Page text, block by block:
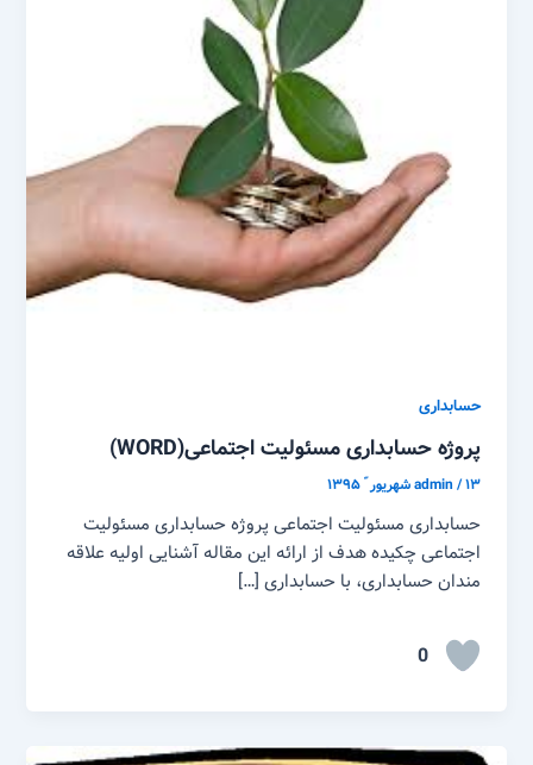
حسابداری
پروژه حسابداری مسئولیت اجتماعی(WORD)
admin/۱۳ شهریور ّ ۱۳۹۵
حسابداری مسئولیت اجتماعی پروژه حسابداری مسئولیت
اجتماعی چکیده هدف از ارائه این مقاله آشنایی اولیه علاقه
مندان حسابداری، با حسابداری […]
0